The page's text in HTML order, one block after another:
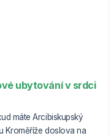
ubytování v srdci
máte Arcibiskupský
Kroměříže doslova na